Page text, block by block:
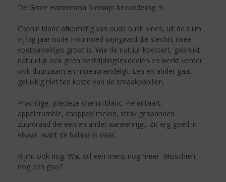
De Grote Hamersma Sterwijn beoordeling: 9.
Chenin blanc afkomstig van oude bush vines, uit de ruim
vijftig jaar oude Houmoed wijngaard die slechts twee
voetbalveldjes groot is. Wie de natuur koestert, gebruikt
natuurlijk ook geen bestrijdingsmiddelen en werkt verder
ook duurzaam en milieuvriendelijk. Een en ander gaat
gelukkig niet ten koste van de smaakpapillen.
Prachtige, precieze chenin blanc. Perentaart,
appelcrumble, chopped melon, strak gespannen
zuurdraad die een en ander aaneenrijgt. Zit erg goed in
elkaar, want de balans is daar.
Rijmt ook nog. Wat wil een mens nog meer. Misschien
nog een glas?